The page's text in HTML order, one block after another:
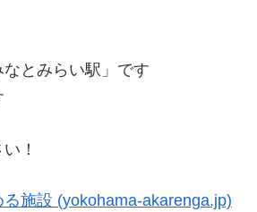
とみらい駅」です
！
施設 (yokohama-akarenga.jp)